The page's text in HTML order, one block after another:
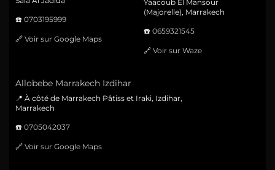
☎️ 0703195999
🔗 Voir sur Google Maps
Yaacoub El Mansour
(Majorelle), Marrakech
☎️ 0659321545
🔗 Voir sur Waze
Allobebe Marrakech Izdihar
📍 À côté de Marrakech Pâtiss et Iraki, Izdihar,
Marrakech
☎️ 0705042037
🔗 Voir sur Google Maps